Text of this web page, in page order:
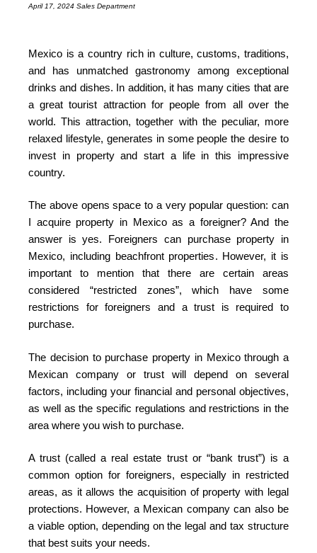
April 17, 2024 Sales Department
Mexico is a country rich in culture, customs, traditions,
and has unmatched gastronomy among exceptional
drinks and dishes. In addition, it has many cities that are
a great tourist attraction for people from all over the
world. This attraction, together with the peculiar, more
relaxed lifestyle, generates in some people the desire to
invest in property and start a life in this impressive
country.
The above opens space to a very popular question: can
I acquire property in Mexico as a foreigner? And the
answer is yes. Foreigners can purchase property in
Mexico, including beachfront properties. However, it is
important to mention that there are certain areas
considered “restricted zones”, which have some
restrictions for foreigners and a trust is required to
purchase.
The decision to purchase property in Mexico through a
Mexican company or trust will depend on several
factors, including your financial and personal objectives,
as well as the specific regulations and restrictions in the
area where you wish to purchase.
A trust (called a real estate trust or “bank trust”) is a
common option for foreigners, especially in restricted
areas, as it allows the acquisition of property with legal
protections. However, a Mexican company can also be
a viable option, depending on the legal and tax structure
that best suits your needs.